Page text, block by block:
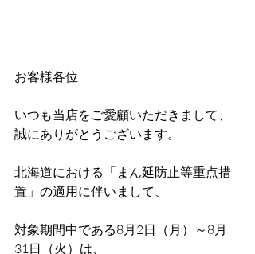
お客様各位
いつも当店をご愛顧いただきまして、
誠にありがとうございます。
北海道における「まん延防止等重点措
置」の適用に伴いまして、
対象期間中である8月2日（月）～8月
31日（火）は、